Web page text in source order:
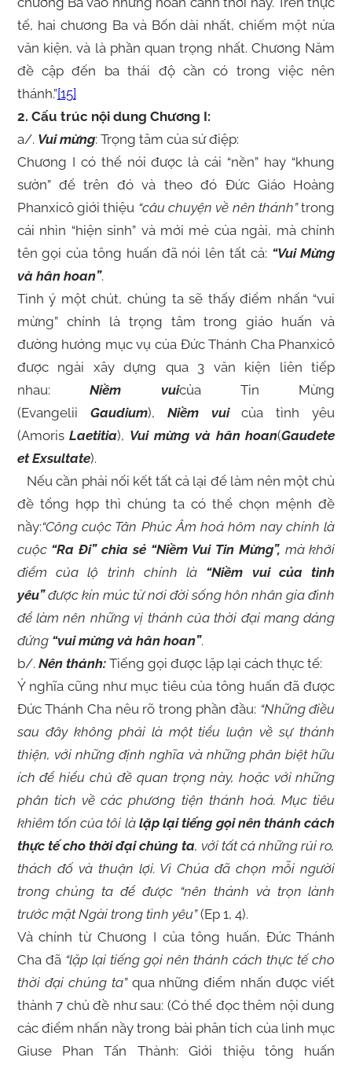
tế, hai chương Ba và Bốn dài nhất, chiếm một nửa
văn kiện, và là phần quan trọng nhất. Chương Năm
đề cập đến ba thái độ cần có trong việc nên
thánh.”[15]
2. Cấu trúc nội dung Chương I:
a/. Vui mừng: Trọng tâm của sứ điệp:
Chương I có thể nói được là cái “nền” hay “khung
sườn” để trên đó và theo đó Đức Giáo Hoàng
Phanxicô giới thiệu “câu chuyện về nên thánh”trong
cái nhìn “hiện sinh” và mới mẻ của ngài, mà chính
tên gọi của tông huấn đã nói lên tất cả: “Vui Mừng
và hân hoan”.
Tinh ý một chút, chúng ta sẽ thấy điểm nhấn “vui
mừng” chính là trọng tâm trong giáo huấn và
đường hướng mục vụ của Đức Thánh Cha Phanxicô
được ngài xây dựng qua 3 văn kiện liên tiếp
nhau:Niềm vuicủa Tin Mừng
(Evangelii Gaudium), Niềm vuicủa tình yêu
(AmorisLaetitia), Vui mừng và hân hoan(Gaudete
et Exsultate).
Nếu cần phải nối kết tất cả lại để làm nên một chủ
đề tổng hợp thì chúng ta có thể chọn mệnh đề
nầy:“Công cuộc Tân Phúc Âm hoá hôm nay chính là
cuộc“Ra Đi” chia sẻ “Niềm Vui Tin Mừng”, mà khởi
điểm của lộ trình chính là “Niềm vui của tình
yêu”được kín múc từ nơi đời sống hôn nhân gia đình
để làm nên những vị thánh của thời đại mang dáng
đứng“vui mừng và hân hoan”.
b/. Nên thánh:Tiếng gọi được lặp lại cách thực tế:
Ý nghĩa cũng như mục tiêu của tông huấn đã được
Đức Thánh Cha nêu rõ trong phần đầu: “Những điều
sau đây không phải là một tiểu luận về sự thánh
thiện, với những định nghĩa và những phân biệt hữu
ích để hiểu chủ đề quan trọng này, hoặc với những
phân tích về các phương tiện thánh hoá. Mục tiêu
khiêm tốn của tôi là lặp lại tiếng gọi nên thánh cách
thực tế cho thời đại chúng ta, với tất cả những rủi ro,
thách đố và thuận lợi. Vì Chúa đã chọn mỗi người
trong chúng ta để được “nên thánh và trọn lành
trước mặt Ngài trong tình yêu”(Ep 1, 4).
Và chính từ Chương I của tông huấn, Đức Thánh
Cha đã “lặp lại tiếng gọi nên thánh cách thực tế cho
thời đại chúng ta”qua những điểm nhấn được viết
thành 7 chủ đề như sau: (Có thể đọc thêm nội dung
các điểm nhấn nầy trong bài phân tích của linh mục
Giuse Phan Tấn Thành: Giới thiệu tông huấn